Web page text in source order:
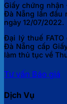
Giấy chứng nhận
Đà Nẵng lần đầu
ngày 12/07/2022.
Đại lý thuế
Đà Nẵng cấp
làm thủ tục về
Tư vấn Báo giá
Dịch Vụ